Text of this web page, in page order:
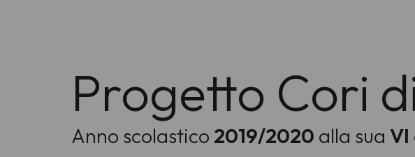
Progetto Cori
Anno scolastico 2019/2020 alla sua VI